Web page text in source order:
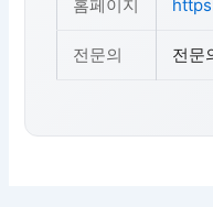
홈페이지
전문의 전문